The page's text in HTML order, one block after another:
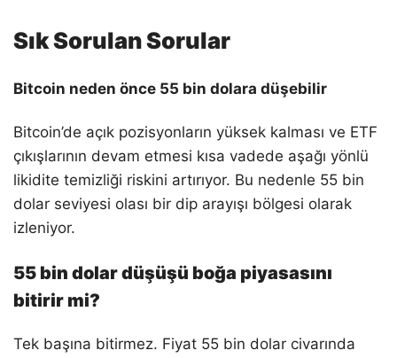
Sık Sorulan Sorular
Bitcoin neden önce 55 bin dolara düşebilir
Bitcoin’de açık pozisyonların yüksek kalması ve ETF
çıkışlarının devam etmesi kısa vadede aşağı yönlü
likidite temizliği riskini artırıyor. Bu nedenle 55 bin
dolar seviyesi olası bir dip arayışı bölgesi olarak
izleniyor.
55 bin dolar düşüşü boğa piyasasını
bitirir mi?
Tek başına bitirmez. Fiyat 55 bin dolar civarında